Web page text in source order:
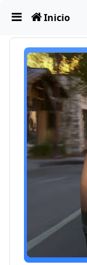
Obviar Inicio